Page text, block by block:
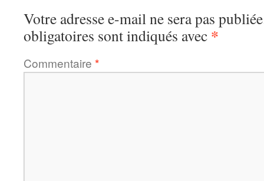
Votre adresse e-mail ne sera pas
obligatoires sont indiqués avec *
Commentaire *